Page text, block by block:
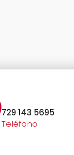
729 143 5695
Teléfono